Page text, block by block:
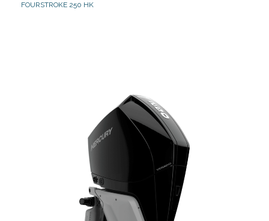
FOURSTROKE 250 HK